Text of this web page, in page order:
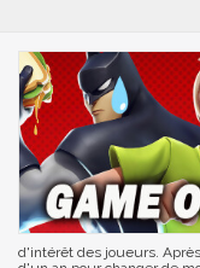
d'intérêt des joueurs.